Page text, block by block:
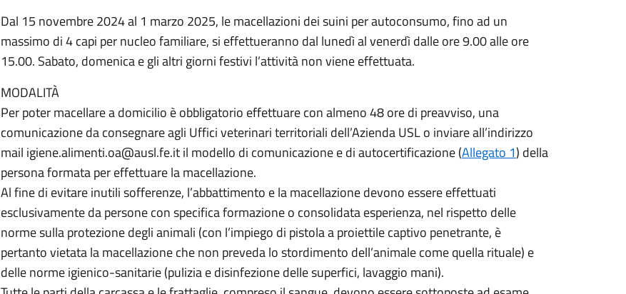
Dal 15 novembre 2024 al 1 marzo 2025, le macellazioni dei suini per autoconsumo, fino ad un
massimo di 4 capi per nucleo familiare, si effettueranno dal lunedì al venerdì dalle ore 9.00 alle ore
15.00. Sabato, domenica e gli altri giorni festivi l’attività non viene effettuata.
MODALITÀ
Per poter macellare a domicilio è obbligatorio effettuare con almeno 48 ore di preavviso, una
comunicazione da consegnare agli Uffici veterinari territoriali dell’Azienda USL o inviare all’indirizzo
mail igiene.alimenti.oa@ausl.fe.it il modello di comunicazione e di autocertificazione (Allegato 1) della
persona formata per effettuare la macellazione.
Al fine di evitare inutili sofferenze, l’abbattimento e la macellazione devono essere effettuati
esclusivamente da persone con specifica formazione o consolidata esperienza, nel rispetto delle
norme sulla protezione degli animali (con l’impiego di pistola a proiettile captivo penetrante, è
pertanto vietata la macellazione che non preveda lo stordimento dell’animale come quella rituale) e
delle norme igienico-sanitarie (pulizia e disinfezione delle superfici, lavaggio mani).